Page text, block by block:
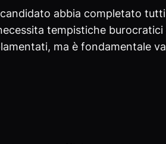
abbia completato
tempistiche
ma è fondamentale